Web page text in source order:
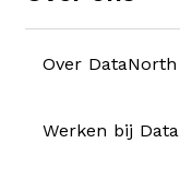
Over DataNorth
Werken bij